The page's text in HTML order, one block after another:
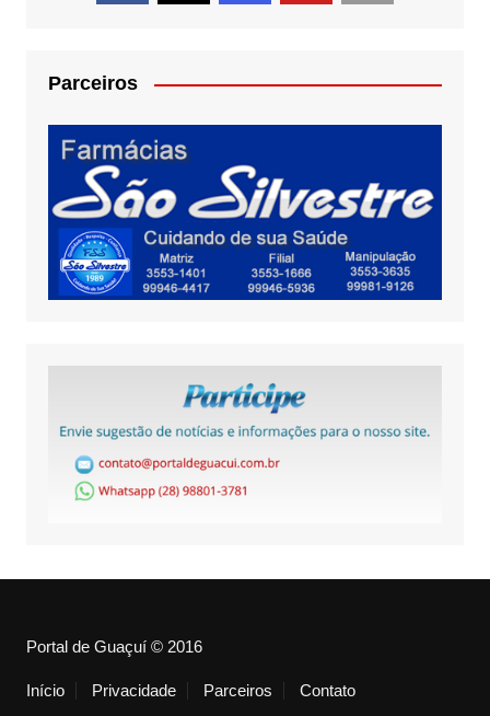
Parceiros
Portal de Guaçuí © 2016
Início Privacidade Parceiros Contato